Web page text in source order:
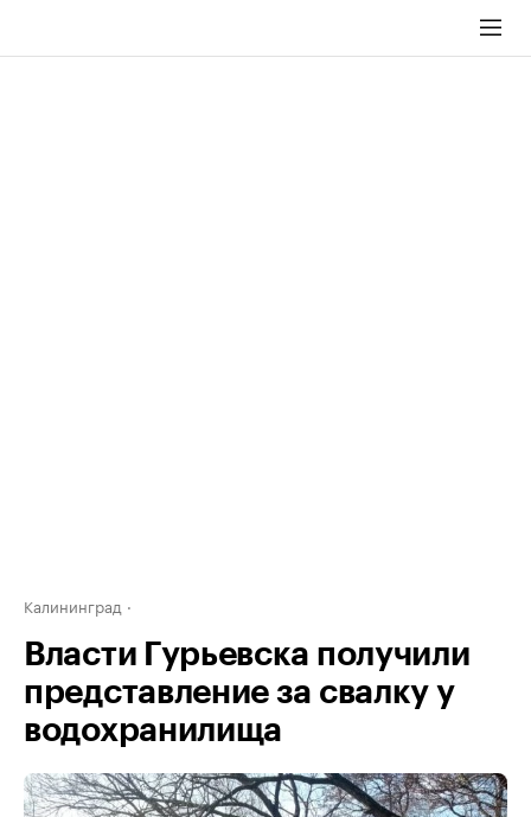
Калининград
Власти Гурьевска получили
представление за свалку у
водохранилища